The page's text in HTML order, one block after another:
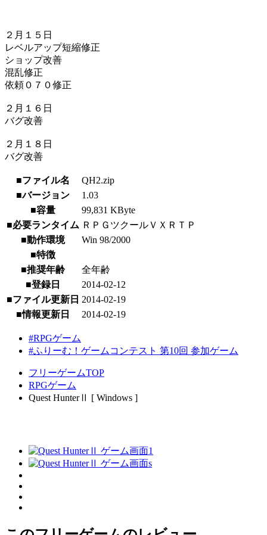
２月１５日
レベルアップ短縮修正
ショップ改善
混乱修正
依頼０７０修正
２月１６日
バグ改善
２月１８日
バグ改善
■ファイル名
QH2.zip
■バージョン
1.03
■容量
99,831 KByte
■必要ランタイム ＲＰＧツクールＶＸＲＴＰ
■動作環境
Win 98/2000
■特徴
■推奨年齢
全年齢
■登録日
2014-02-12
■ファイル更新日 2014-02-19
■情報更新日
2014-02-19
#RPGゲーム
#ふりーむ！ゲームコンテスト 第10回 参加ゲーム
フリーゲームTOP
RPGゲーム
Quest HunterⅡ [ Windows ]